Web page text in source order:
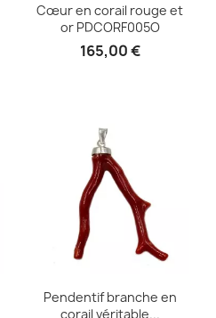
Cœur en corail rouge et
or PDCORF005O
165,00 €
Pendentif branche en
corail véritable...